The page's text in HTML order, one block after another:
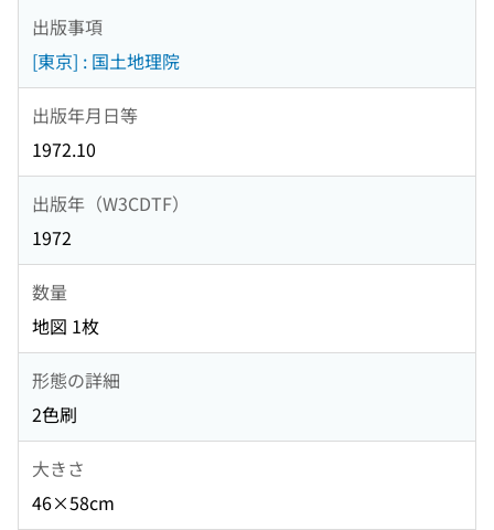
出版事項
[東京] : 国土地理院
出版年月日等
1972.10
出版年（W3CDTF）
1972
数量
地図 1枚
形態の詳細
2色刷
大きさ
46×58cm